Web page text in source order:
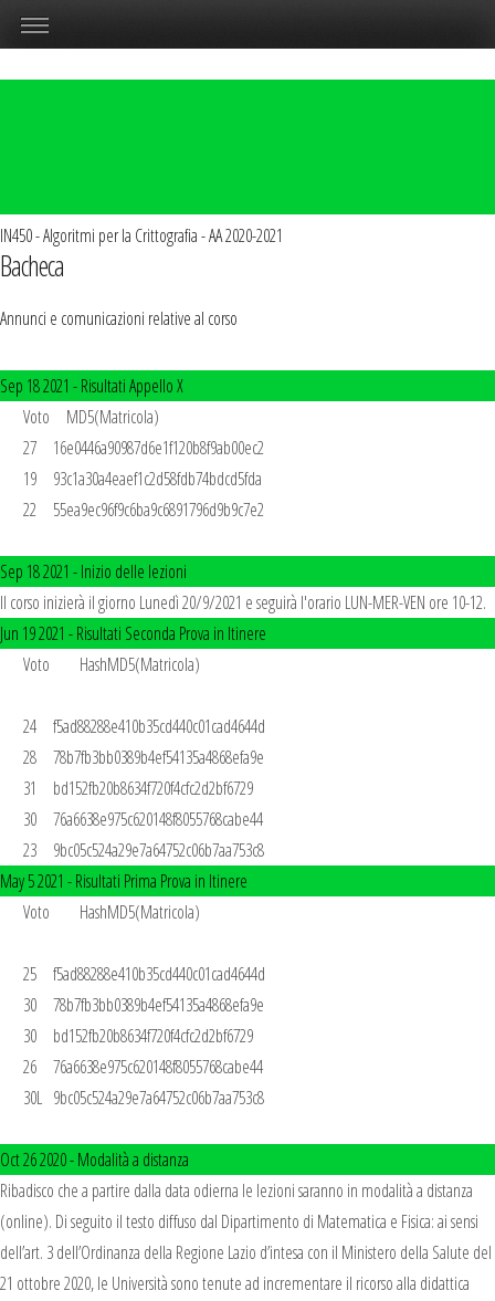
IN450 - Algoritmi per la Crittografia - AA 2020-2021
Bacheca
Annunci e comunicazioni relative al corso
Sep 18 2021 -Risultati Appello X
       Voto     MD5(Matricola)
       27	16e0446a90987d6e1f120b8f9ab00ec2
       19	93c1a30a4eaef1c2d58fdb74bdcd5fda
       22	55ea9ec96f9c6ba9c6891796d9b9c7e2
Sep 18 2021 -Inizio delle lezioni
Il corso inizierà il giorno Lunedì 20/9/2021 e seguirà l'orario LUN-MER-VEN ore 10-12.
Jun 19 2021 -Risultati Seconda Prova in Itinere
       Voto 	HashMD5(Matricola)
       24	f5ad88288e410b35cd440c01cad4644d
       28	78b7fb3bb0389b4ef54135a4868efa9e
       31	bd152fb20b8634f720f4cfc2d2bf6729
       30	76a6638e975c620148f8055768cabe44
       23	9bc05c524a29e7a64752c06b7aa753c8
May 5 2021 -Risultati Prima Prova in Itinere
       Voto 	HashMD5(Matricola)
       25	f5ad88288e410b35cd440c01cad4644d
       30	78b7fb3bb0389b4ef54135a4868efa9e
       30	bd152fb20b8634f720f4cfc2d2bf6729
       26	76a6638e975c620148f8055768cabe44
       30L	9bc05c524a29e7a64752c06b7aa753c8
Oct 26 2020 -Modalità a distanza
Ribadisco che a partire dalla data odierna le lezioni saranno in modalità a distanza
(online). Di seguito il testo diffuso dal Dipartimento di Matematica e Fisica: ai sensi
dell’art. 3 dell’Ordinanza della Regione Lazio d’intesa con il Ministero della Salute del
21 ottobre 2020, le Università sono tenute ad incrementare il ricorso alla didattica